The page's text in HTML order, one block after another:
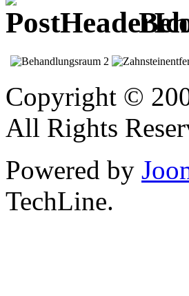
Copyright ©
All Rights
Powered by
TechLine.